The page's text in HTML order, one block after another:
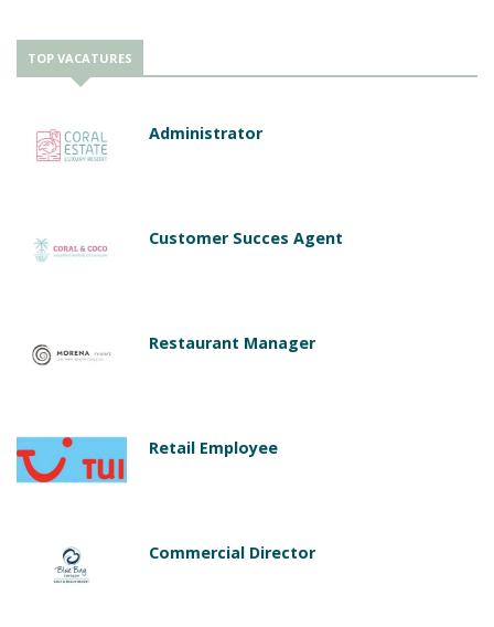
TOP VACATURES
Administrator
Customer Succes Agent
Restaurant Manager
Retail Employee
Commercial Director